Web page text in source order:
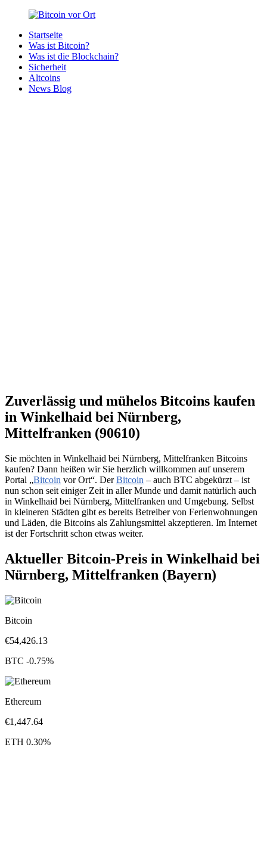
Zurück
Inhalt
Bitcoin
Bitcoins
deiner
Region
Startseite
Was ist Bitcoin?
Was ist die Blockchain?
Sicherheit
Altcoins
News Blog
Zuverlässig und mühelos Bitcoins kaufen
in Winkelhaid bei Nürnberg,
Mittelfranken (90610)
Sie möchten in Winkelhaid bei Nürnberg, Mittelfranken Bitcoins
kaufen? Dann heißen wir Sie herzlich willkommen auf unserem
Portal „Bitcoin vor Ort“. DerBitcoin – auch BTC abgekürzt – ist
nun schon seit einiger Zeit in aller Munde und damit natürlich auch
in Winkelhaid bei Nürnberg, Mittelfranken und Umgebung. Selbst
in kleineren Städten gibt es bereits Betreiber von Ferienwohnungen
und Läden, die Bitcoins als Zahlungsmittel akzeptieren. Im Internet
ist der Fortschritt schon etwas weiter.
Aktueller Bitcoin-Preis in Winkelhaid bei
Nürnberg, Mittelfranken (Bayern)
Bitcoin
€54,426.13
BTC -0.75%
Ethereum
€1,447.64
ETH 0.30%